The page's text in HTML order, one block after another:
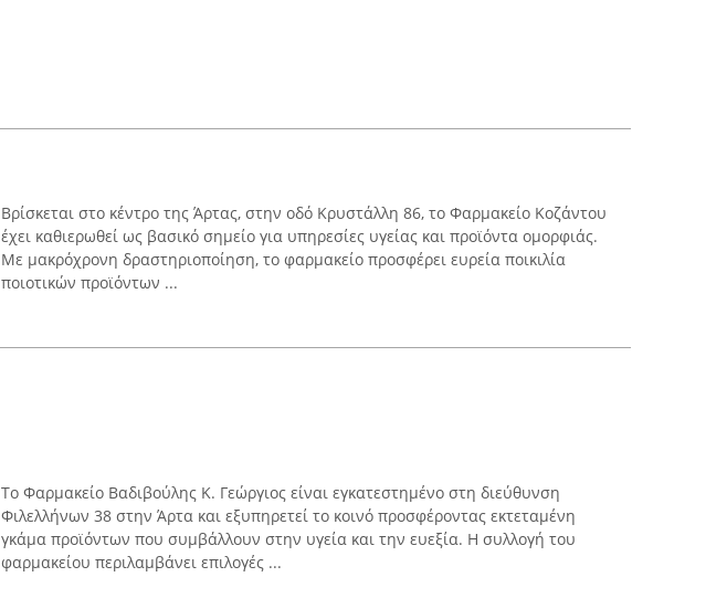
Βρίσκεται στο κέντρο της Άρτας, στην οδό Κρυστάλλη 86, το Φαρμακείο Κοζάντου
έχει καθιερωθεί ως βασικό σημείο για υπηρεσίες υγείας και προϊόντα ομορφιάς.
Με μακρόχρονη δραστηριοποίηση, το φαρμακείο προσφέρει ευρεία ποικιλία
ποιοτικών προϊόντων ...
Το Φαρμακείο Βαδιβούλης Κ. Γεώργιος είναι εγκατεστημένο στη διεύθυνση
Φιλελλήνων 38 στην Άρτα και εξυπηρετεί το κοινό προσφέροντας εκτεταμένη
γκάμα προϊόντων που συμβάλλουν στην υγεία και την ευεξία. Η συλλογή του
φαρμακείου περιλαμβάνει επιλογές ...